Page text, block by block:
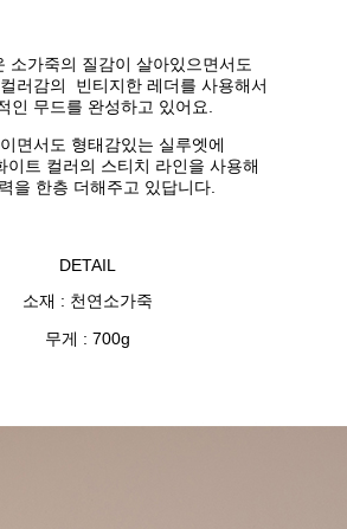
소가죽의 질감이 살아있으면서도
러감의 빈티지한 레더를 사용해서
인 무드를 완성하고 있어요.
면서도 형태감있는 실루엣에
이트 컬러의 스티치 라인을 사용해
을 한층 더해주고 있답니다.
DETAIL
소재 : 천연소가죽
무게 : 700g